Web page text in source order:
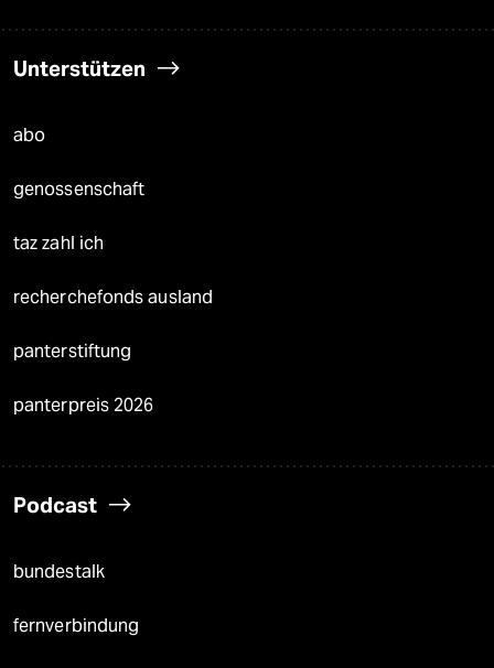
Unterstützen
abo
genossenschaft
taz zahl ich
recherchefonds ausland
panterstiftung
panterpreis 2026
Podcast
bundestalk
fernverbindung